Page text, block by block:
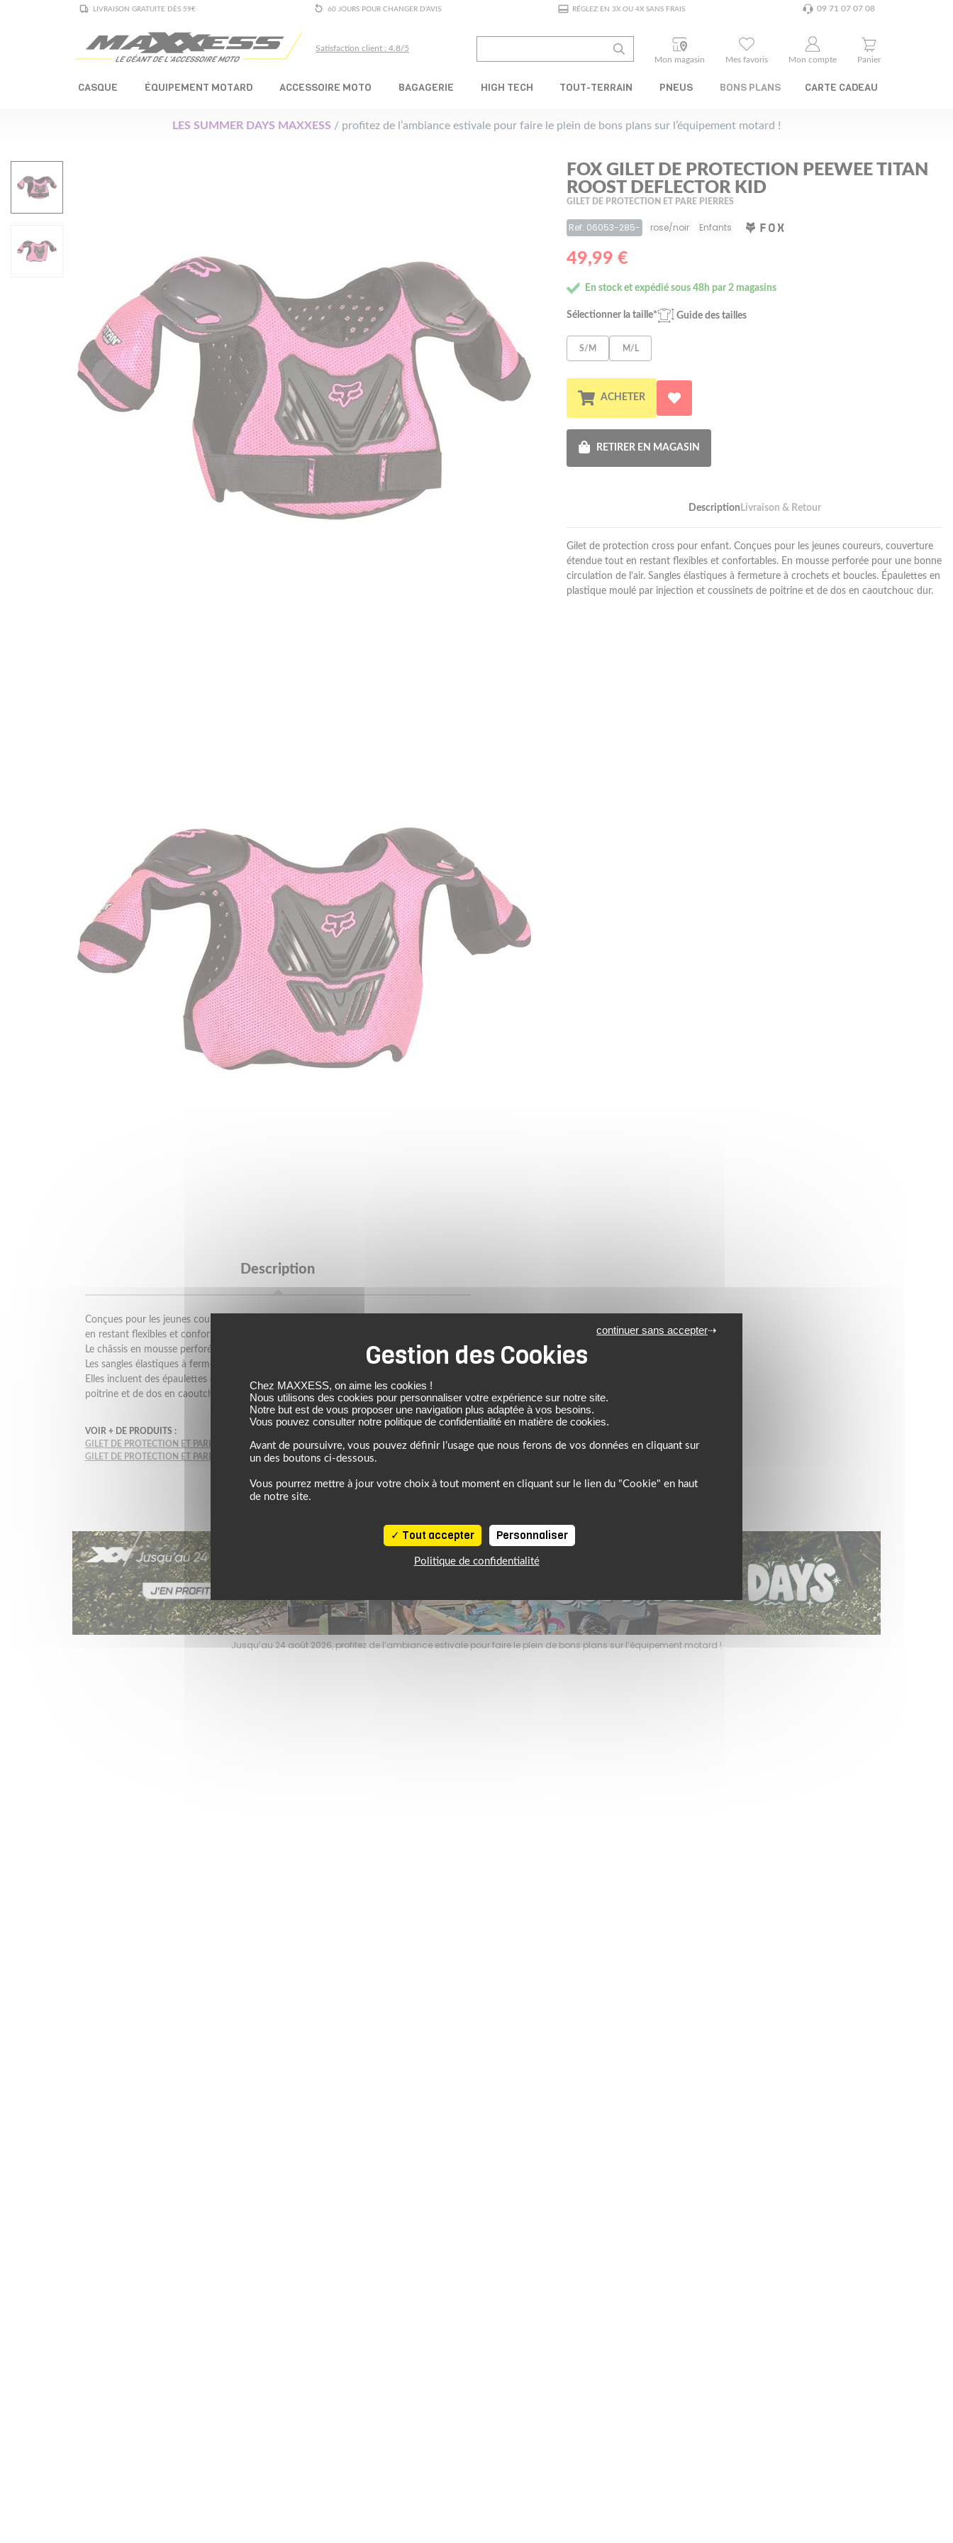
LIVRAISON GRATUITE DÈS 59€ 60 JOURS POUR CHANGER D'AVIS RÉGLEZ EN 3X OU 4X SANS FRAIS 09 71 07 07 08
Satisfaction client : 4.8/5
Mon magasin
Mes favoris Mon compte Panier
CASQUE ÉQUIPEMENT MOTARD ACCESSOIRE MOTO BAGAGERIE HIGH TECH TOUT-TERRAIN PNEUS BONS PLANS CARTE CADEAU
LES SUMMER DAYS MAXXESS / profitez de l’ambiance estivale pour faire le plein de bons plans sur l’équipement motard !
Description
Conçues pour les jeunes coureurs, ces protections offrent une couverture étendue tout
en restant flexibles et confortables.
Le châssis en mousse perforée épouse le corps et favorise une bonne circulation de l'air.
Les sangles élastiques à fermeture à crochets et boucles assurent un ajustement facile.
Elles incluent des épaulettes en plastique moulé par injection et des coussinets de
poitrine et de dos en caoutchouc dur pour une protection renforcée.
VOIR + DE PRODUITS :
GILET DE PROTECTION ET PARE PIERRES FOX
GILET DE PROTECTION ET PARE PIERRES ENFANTS
FOX
FOX GILET DE PROTECTION PEEWEE TITAN
ROOST DEFLECTOR KID
GILET DE PROTECTION ET PARE PIERRES
Ref: 06053-285- rose/noir Enfants
49,99 €
En stock et expédié sous 48h par 2 magasins
Sélectionner la taille* Guide des tailles
S/M M/L
ACHETER
RETIRER EN MAGASIN
Description Livraison & Retour
Gilet de protection cross pour enfant. Conçues pour les jeunes coureurs, couverture
étendue tout en restant flexibles et confortables. En mousse perforée pour une bonne
circulation de l'air. Sangles élastiques à fermeture à crochets et boucles. Épaulettes en
plastique moulé par injection et coussinets de poitrine et de dos en caoutchouc dur.
faire le plein de bons plans sur l’équipement motard ! Jusqu’au 24 août 2026, profitez de l’ambiance estivale pour faire le plein de bons
Chez MAXXESS, on aime les cookies !
Nous utilisons des cookies pour personnaliser votre expérience sur notre site.
Notre but est de vous proposer une navigation plus adaptée à vos besoins.
Vous pouvez consulter notre politique de confidentialité en matière de cookies.
Avant de poursuivre, vous pouvez définir l’usage que nous ferons de vos données en cliquant sur
un des boutons ci-dessous.
Vous pourrez mettre à jour votre choix à tout moment en cliquant sur le lien du "Cookie" en haut
de notre site.
Tout accepter
continuer sans accepter
Personnaliser
Politique de confidentialité